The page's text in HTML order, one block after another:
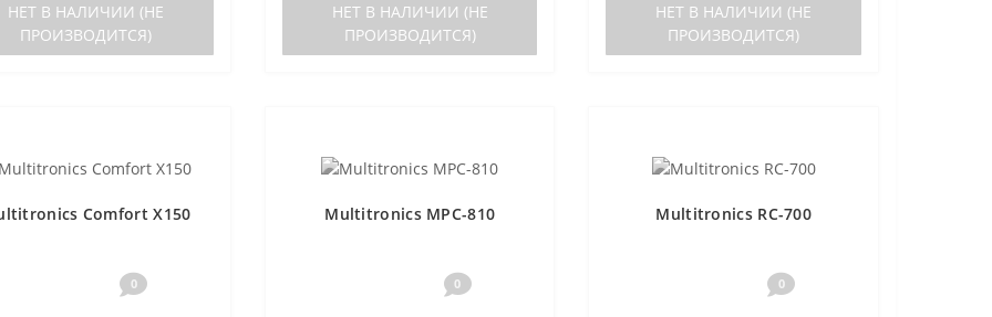
НЕТ В НАЛИЧИИ (НЕ
ПРОИЗВОДИТСЯ)
НЕТ В НАЛИЧИИ (НЕ
ПРОИЗВОДИТСЯ)
НЕТ В НАЛИЧИИ (НЕ
ПРОИЗВОДИТСЯ)
Comfort X150
0
Multitronics MPC-810
0
Multitronics RC-700
0